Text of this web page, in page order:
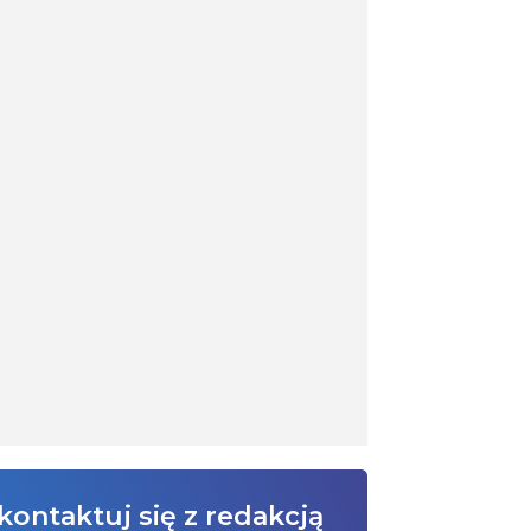
się z redakcją